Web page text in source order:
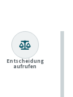
Entscheidung
aufrufen